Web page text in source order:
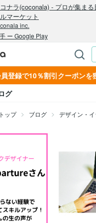
登録で10％割引クーポンを
グ
ップ ブログ デザイン・イ